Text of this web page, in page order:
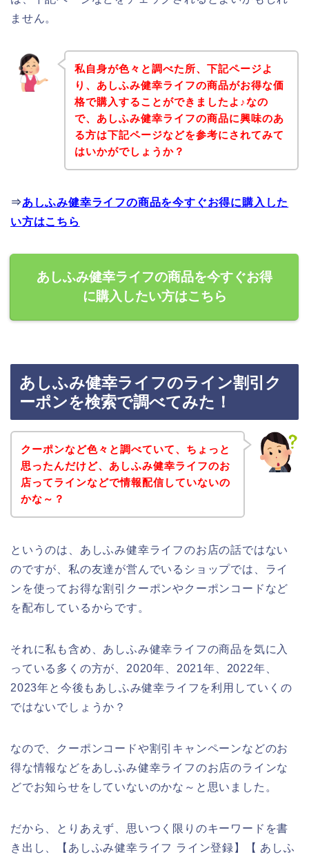
ません。
私自身が色々と調べた所、下記ページよ
り、あしふみ健幸ライフの商品がお得な価
格で購入することができましたよ♪なの
で、あしふみ健幸ライフの商品に興味のあ
る方は下記ページなどを参考にされてみて
はいかがでしょうか？
⇒あしふみ健幸ライフの商品を今すぐお得に購入した
い方はこちら
あしふみ健幸ライフの商品を今すぐお得
に購入したい方はこちら
あしふみ健幸ライフのライン割引ク
ーポンを検索で調べてみた！
クーポンなど色々と調べていて、ちょっと
思ったんだけど、あしふみ健幸ライフのお
店ってラインなどで情報配信していないの
かな～？
というのは、あしふみ健幸ライフのお店の話ではない
のですが、私の友達が営んでいるショップでは、ライ
ンを使ってお得な割引クーポンやクーポンコードなど
を配布しているからです。
それに私も含め、あしふみ健幸ライフの商品を気に入
っている多くの方が、2020年、2021年、2022年、
2023年と今後もあしふみ健幸ライフを利用していくの
ではないでしょうか？
なので、クーポンコードや割引キャンペーンなどのお
得な情報などをあしふみ健幸ライフのお店のラインな
どでお知らせをしていないのかな～と思いました。
だから、とりあえず、思いつく限りのキーワードを書
き出し、【あしふみ健幸ライフ ライン登録】【 あしふ